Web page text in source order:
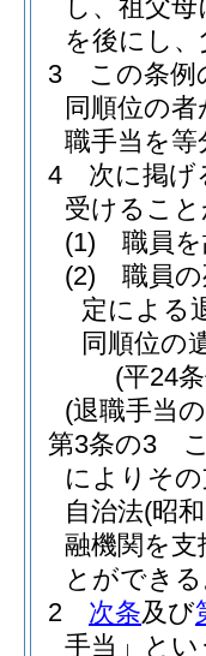
し、祖父
を後にし
3
この条例
同順位の
職手当を
4
次に掲げ
受けるこ
(1)
職員
(2)
職員
定による
同順位の
(平24
(退職手当
第3条の3
によりそ
自治法(昭
融機関を
とができ
2
次条及び
手当」とい